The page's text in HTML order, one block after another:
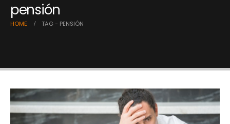
pensión
HOME TAG - PENSIÓN